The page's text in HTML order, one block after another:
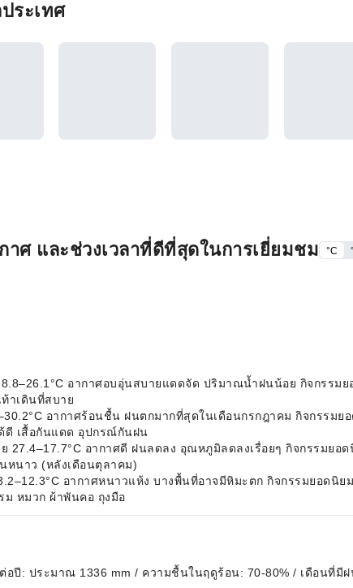
ระเทศ
ศ และช่วงเวลาที่ดีที่สุดในการเยี่ยมชม °C
อากาศอบอุ่นสบายแดดจัด ปริมาณน้ำฝนน้อย กิจกรรมย
าเดินที่สบาย
อากาศร้อนชื้น ฝนตกมากที่สุดในเดือนกรกฎาคม กิจกรรม
ดี เสื้อกันแดด อุปกรณ์กันฝน
27.4–17.7°C อากาศดี ฝนลดลง อุณหภูมิลดลงเรื่อยๆ กิจกรรมยอ
หนาว (หลังเดือนตุลาคม)
อากาศหนาวแห้ง บางพื้นที่อาจมีหิมะตก กิจกรรมยอดนิ
ม หมวก ผ้าพันคอ ถุงมือ
ปี: ประมาณ 1336 mm / ความชื้นในฤดูร้อน: 70-80% / เดือนที่มี